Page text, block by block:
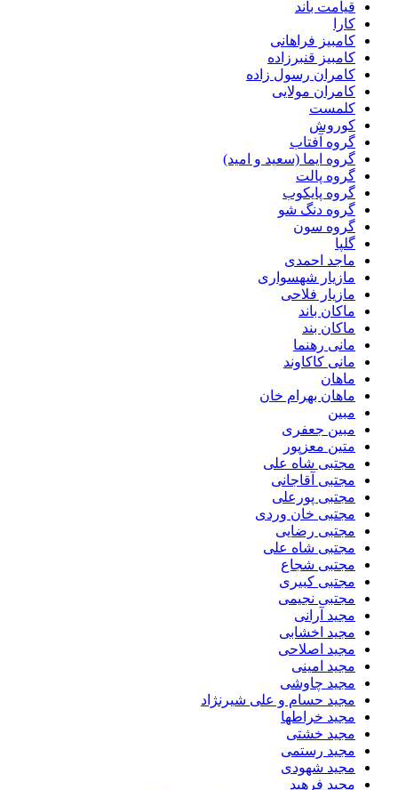
قیامت باند
کارا
کامبیز فراهانی
کامبیز قنبرزاده
کامران رسول زاده
کامران مولایی
کلمست
کوروش
گروه آفتاب
گروه ایما (سعید و امید)
گروه پالت
گروه پایکوب
گروه دنگ شو
گروه سون
گلپا
ماجد احمدی
مازیار شهسواری
مازیار فلاحی
ماکان باند
ماکان بند
مانی رهنما
مانی کاکاوند
ماهان
ماهان بهرام خان
مبین
مبین جعفری
متین معزپور
مجتبى شاه على
مجتبی آقاجانی
مجتبی پورعلی
مجتبی خان وردی
مجتبی رضایی
مجتبی شاه علی
مجتبی شجاع
مجتبی کبیری
مجتبی نجیمی
مجید آرانی
مجید اخشابی
مجید اصلاحی
مجید امینی
مجید چاوشی
مجید حسام و علی شیرنژاد
مجید خراطها
مجید خشتی
مجید رستمی
مجید شهودی
مجید فرهبد